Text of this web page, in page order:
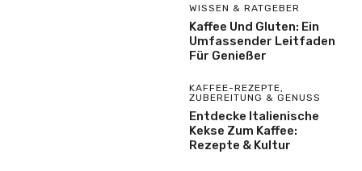
WISSEN & RATGEBER
Kaffee Und Gluten: Ein
Umfassender Leitfaden
Für Genießer
KAFFEE-REZEPTE,
ZUBEREITUNG & GENUSS
Entdecke Italienische
Kekse Zum Kaffee:
Rezepte & Kultur